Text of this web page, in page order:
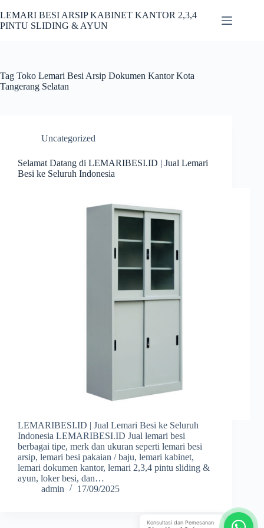
to
content
LEMARI BESI ARSIP KABINET KANTOR 2,3,4
PINTU SLIDING & AYUN
Tag Toko Lemari Besi Arsip Dokumen Kantor Kota
Tangerang Selatan
Uncategorized
Selamat Datang di LEMARIBESI.ID | Jual Lemari
Besi ke Seluruh Indonesia
LEMARIBESI.ID | Jual Lemari Besi ke Seluruh
Indonesia LEMARIBESI.ID Jual lemari besi
berbagai tipe, merk dan ukuran seperti lemari besi
arsip, lemari besi pakaian / baju, lemari kabinet,
lemari dokumen kantor, lemari 2,3,4 pintu sliding &
ayun, loker besi, dan…
admin
17/09/2025
Konsultasi dan Pemesanan